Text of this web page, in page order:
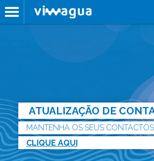
ATUALIZAÇÃO DE
MANTENHA OS SEUS
CLIQUE AQUI